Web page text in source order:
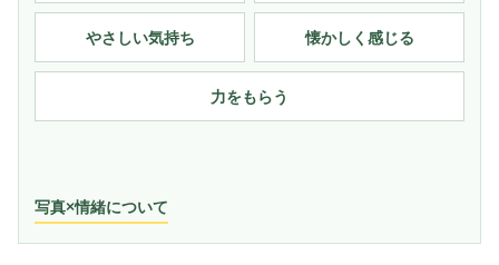
やさしい気持ち 懐かしく感じる
力をもらう
写真×情緒について